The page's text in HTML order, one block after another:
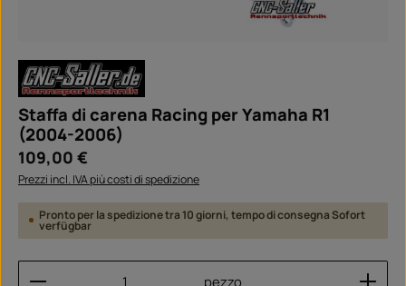
Staffa di carena Racing per Yamaha R1
(2004-2006)
Prezzo normale:
109,00 €
Prezzi incl. IVA più costi di spedizione
Pronto per la spedizione tra 10 giorni, tempo di consegna Sofort
verfügbar
Quantità del prodotto: inserisci la quantità
pezzo